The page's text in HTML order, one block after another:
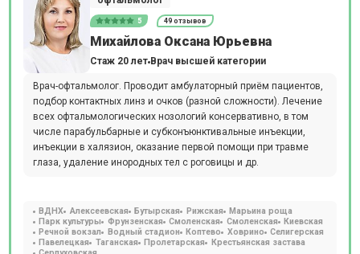
5 49 отзывов
Михайлова Оксана Юрьевна
Стаж 20 лет Врач высшей категории
Врач-офтальмолог. Проводит амбулаторный приём пациентов,
подбор контактных линз и очков (разной сложности). Лечение
всех офтальмологических нозологий консервативно, в том
числе парабульбарные и субконъюнктивальные инъекции,
инъекции в халязион, оказание первой помощи при травме
глаза, удаление инородных тел с роговицы и др.
ВДНХ Алексеевская Бутырская Рижская
Марьина роща
Парк культуры
Фрунзенская Смоленская Смоленская
Киевская
Речной вокзал
Водный стадион Коптево Ховрино
Селигерская
Павелецкая
Таганская Пролетарская
Крестьянская застава